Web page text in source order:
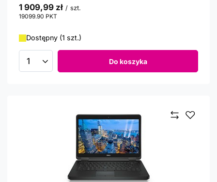
1 909,99 zł / szt.
19099.90 PKT
Dostępny (1 szt.)
Ilość produktów Do koszyka